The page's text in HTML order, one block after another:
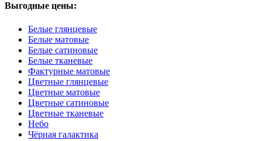
Выгодные цены:
Белые глянцевые
Белые матовые
Белые сатиновые
Белые тканевые
Фактурные матовые
Цветные глянцевые
Цветные матовые
Цветные сатиновые
Цветные тканевые
Небо
Чёрная галактика